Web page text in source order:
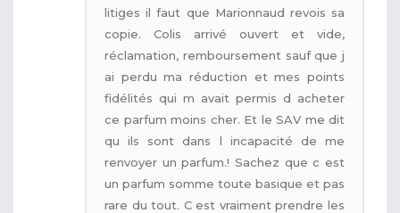
litiges il faut que Marionnaud revois sa
copie. Colis arrivé ouvert et vide,
réclamation, remboursement sauf que j
ai perdu ma réduction et mes points
fidélités qui m avait permis d acheter
ce parfum moins cher. Et le SAV me dit
qu ils sont dans l incapacité de me
renvoyer un parfum.! Sachez que c est
un parfum somme toute basique et pas
rare du tout. C est vraiment prendre les